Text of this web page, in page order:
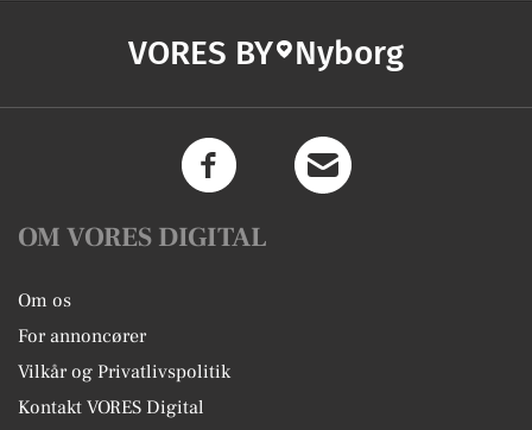
VORES BY Nyborg
OM VORES DIGITAL
Om os
For annoncører
Vilkår og Privatlivspolitik
Kontakt VORES Digital